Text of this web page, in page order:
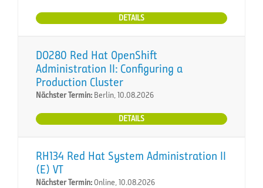
DETAILS
DO280 Red Hat OpenShift
Administration II: Configuring a
Production Cluster
Nächster Termin: Berlin, 10.08.2026
DETAILS
RH134 Red Hat System Administration II
(E) VT
Nächster Termin:Online, 10.08.2026